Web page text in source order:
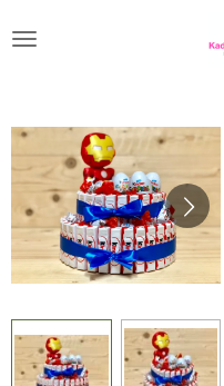
hoofdinhoud